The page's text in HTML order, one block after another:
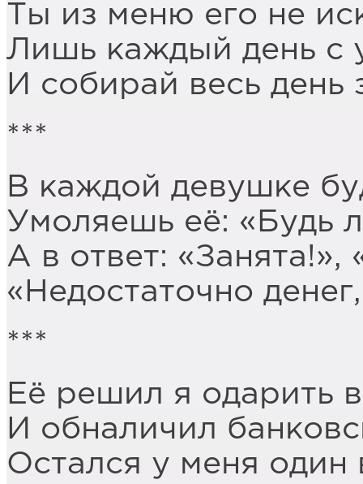
Ты из меню его не
Лишь каждый день с
И собирай весь день
***
В каждой девушке
Умоляешь её: «Будь
А в ответ: «Занята!»,
«Недостаточно
***
Её решил я одарить
И обналичил
Остался у меня один